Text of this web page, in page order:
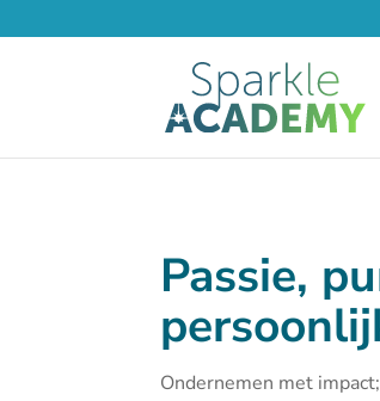
Passie,
Ondernemen met